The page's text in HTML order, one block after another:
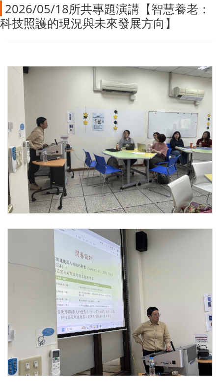
2026/05/18所共專題演講【智慧養老：
科技照護的現況與未來發展方向】